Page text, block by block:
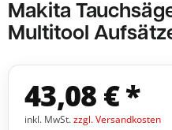
Makita
Multitool
43,08 € *
inkl. MwSt.zzgl. Versandkosten